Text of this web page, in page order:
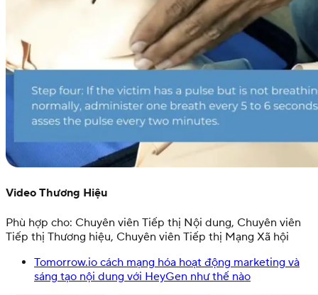
Video Thương Hiệu
Phù hợp cho: Chuyên viên Tiếp thị Nội dung, Chuyên viên
Tiếp thị Thương hiệu, Chuyên viên Tiếp thị Mạng Xã hội
Tomorrow.io cách mạng hóa hoạt động marketing và
sáng tạo nội dung với HeyGen như thế nào